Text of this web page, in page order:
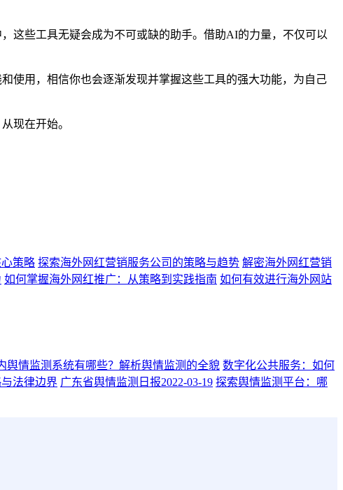
这些工具无疑会成为不可或缺的助手。借助AI的力量，不仅可以
使用，相信你也会逐渐发现并掌握这些工具的强大功能，为自己
现在开始。
策略 探索海外网红营销服务公司的策略与趋势 解密海外网红营销
如何掌握海外网红推广：从策略到实践指南 如何有效进行海外网站
舆情监测系统有哪些？解析舆情监测的全貌 数字化公共服务：如何
法律边界 广东省舆情监测日报2022-03-19 探索舆情监测平台：哪